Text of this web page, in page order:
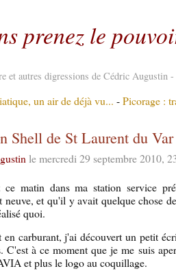
prenez le
et autres digressions de Cédric Augustin
un air de déjà vu... - Picorage :
Shell de St Laurent du
le mercredi 29 septembre 2010,
ce matin dans ma station service
neuve, et qu'il y avait quelque chose
quoi.
en carburant, j'ai découvert un petit
C'est à ce moment que je me suis
et plus le logo au coquillage.